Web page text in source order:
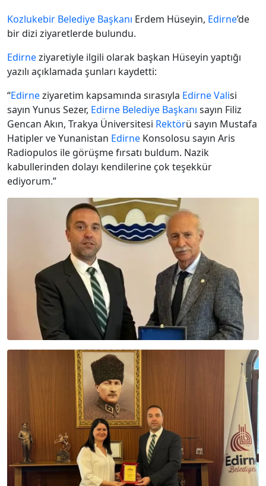
Kozlukebir Belediye Başkanı Erdem Hüseyin, Edirne’de
bir dizi ziyaretlerde bulundu.
Edirneziyaretiyle ilgili olarak başkan Hüseyin yaptığı
yazılı açıklamada şunları kaydetti:
“Edirneziyaretim kapsamında sırasıyla EdirneValisi
sayın Yunus Sezer, Edirne Belediye Başkanı sayın Filiz
Gencan Akın, Trakya Üniversitesi Rektörü sayın Mustafa
Hatipler ve Yunanistan Edirne Konsolosu sayın Aris
Radiopulos ile görüşme fırsatı buldum. Nazik
kabullerinden dolayı kendilerine çok teşekkür
ediyorum.”